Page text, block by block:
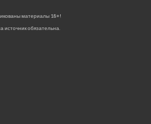
материалы 18+!
источник обязательна.